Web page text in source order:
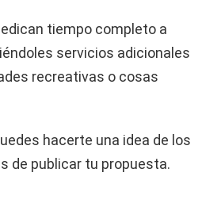
tiempo completo a
servicios adicionales
recreativas o cosas
hacerte una idea de los
de publicar tu propuesta.